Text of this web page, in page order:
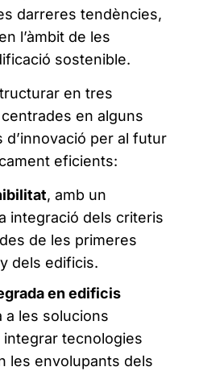
darreres tendències,
l’àmbit de les
sostenible.
en tres
en alguns
d’innovació per al futur
eficients:
, amb un
integració dels criteris
de les primeres
dels edificis.
en edificis
a les solucions
tecnologies
les envolupants dels